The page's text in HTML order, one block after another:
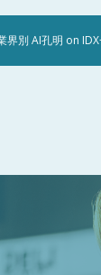
界別 AI孔明 on